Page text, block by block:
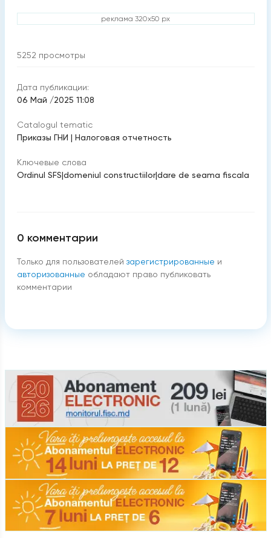
реклама 320x50 px
5252 просмотры
Дата публикации:
06 Май /2025 11:08
Catalogul tematic
Приказы ГНИ | Налоговая отчетность
Ключевые слова
Ordinul SFS|domeniul constructiilor|dare de seama fiscala
0 комментарии
Только для пользователей зарегистрированные и
авторизованные обладают право публиковать
комментарии